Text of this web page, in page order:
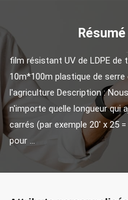
film résistant UV de LDPE de
10m*100m plastique de
l'agriculture Description :
n'importe quelle longueur qui
carrés (par exemple 20' x 25
pour ...